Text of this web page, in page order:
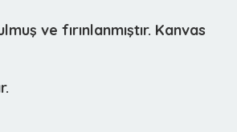
ve fırınlanmıştır. Kanvas